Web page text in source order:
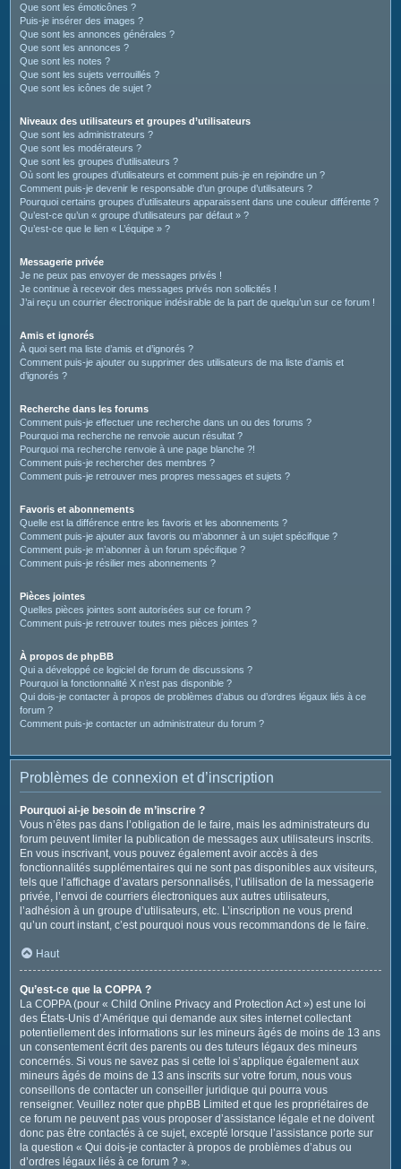
Que sont les émoticônes ?
Puis-je insérer des images ?
Que sont les annonces générales ?
Que sont les annonces ?
Que sont les notes ?
Que sont les sujets verrouillés ?
Que sont les icônes de sujet ?
Niveaux des utilisateurs et groupes d’utilisateurs
Que sont les administrateurs ?
Que sont les modérateurs ?
Que sont les groupes d’utilisateurs ?
Où sont les groupes d’utilisateurs et comment puis-je en rejoindre un ?
Comment puis-je devenir le responsable d’un groupe d’utilisateurs ?
Pourquoi certains groupes d’utilisateurs apparaissent dans une couleur différente ?
Qu’est-ce qu’un « groupe d’utilisateurs par défaut » ?
Qu’est-ce que le lien « L’équipe » ?
Messagerie privée
Je ne peux pas envoyer de messages privés !
Je continue à recevoir des messages privés non sollicités !
J’ai reçu un courrier électronique indésirable de la part de quelqu’un sur ce forum !
Amis et ignorés
À quoi sert ma liste d’amis et d’ignorés ?
Comment puis-je ajouter ou supprimer des utilisateurs de ma liste d’amis et
d’ignorés ?
Recherche dans les forums
Comment puis-je effectuer une recherche dans un ou des forums ?
Pourquoi ma recherche ne renvoie aucun résultat ?
Pourquoi ma recherche renvoie à une page blanche ?!
Comment puis-je rechercher des membres ?
Comment puis-je retrouver mes propres messages et sujets ?
Favoris et abonnements
Quelle est la différence entre les favoris et les abonnements ?
Comment puis-je ajouter aux favoris ou m’abonner à un sujet spécifique ?
Comment puis-je m’abonner à un forum spécifique ?
Comment puis-je résilier mes abonnements ?
Pièces jointes
Quelles pièces jointes sont autorisées sur ce forum ?
Comment puis-je retrouver toutes mes pièces jointes ?
À propos de phpBB
Qui a développé ce logiciel de forum de discussions ?
Pourquoi la fonctionnalité X n’est pas disponible ?
Qui dois-je contacter à propos de problèmes d’abus ou d’ordres légaux liés à ce
forum ?
Comment puis-je contacter un administrateur du forum ?
Problèmes de connexion et d’inscription
Pourquoi ai-je besoin de m’inscrire ?
Vous n’êtes pas dans l’obligation de le faire, mais les administrateurs du
forum peuvent limiter la publication de messages aux utilisateurs inscrits.
En vous inscrivant, vous pouvez également avoir accès à des
fonctionnalités supplémentaires qui ne sont pas disponibles aux visiteurs,
tels que l’affichage d’avatars personnalisés, l’utilisation de la messagerie
privée, l’envoi de courriers électroniques aux autres utilisateurs,
l’adhésion à un groupe d’utilisateurs, etc. L’inscription ne vous prend
qu’un court instant, c’est pourquoi nous vous recommandons de le faire.
Haut
Qu’est-ce que la COPPA ?
La COPPA (pour « Child Online Privacy and Protection Act ») est une loi
des États-Unis d’Amérique qui demande aux sites internet collectant
potentiellement des informations sur les mineurs âgés de moins de 13 ans
un consentement écrit des parents ou des tuteurs légaux des mineurs
concernés. Si vous ne savez pas si cette loi s’applique également aux
mineurs âgés de moins de 13 ans inscrits sur votre forum, nous vous
conseillons de contacter un conseiller juridique qui pourra vous
renseigner. Veuillez noter que phpBB Limited et que les propriétaires de
ce forum ne peuvent pas vous proposer d’assistance légale et ne doivent
donc pas être contactés à ce sujet, excepté lorsque l’assistance porte sur
la question « Qui dois-je contacter à propos de problèmes d’abus ou
d’ordres légaux liés à ce forum ? ».